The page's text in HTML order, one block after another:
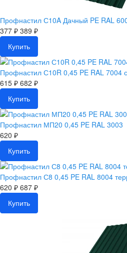
Профнастил С10A Дачный PE RAL
377 ₽ 389 ₽
Купить
Профнастил С10R 0,45 PE RAL 7004
615 ₽ 682 ₽
Купить
Профнастил МП20 0,45 PE RAL 3003
620 ₽
Купить
Профнастил С8 0,45 PE RAL 8004
620 ₽ 687 ₽
Купить